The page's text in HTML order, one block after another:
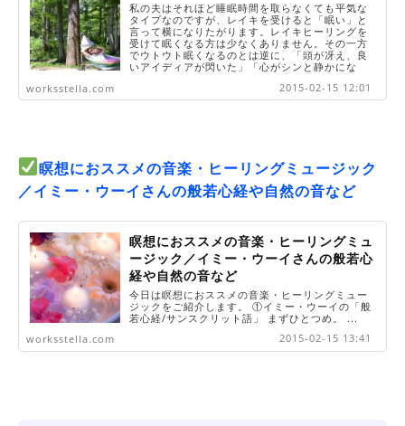
私の夫はそれほど睡眠時間を取らなくても平気な
タイプなのですが、レイキを受けると「眠い」と
言って横になりたがります。レイキヒーリングを
受けて眠くなる方は少なくありません。その一方
でウトウト眠くなるのとは逆に、「頭が冴え、良
いアイディアが閃いた」「心がシンと静かにな
り、開放された」とおっしゃる方もいます。
worksstella.com 2015-02-15 12:01
瞑想におススメの音楽・ヒーリングミュージック
／イミー・ウーイさんの般若心経や自然の音など
瞑想におススメの音楽・ヒーリングミュ
ージック／イミー・ウーイさんの般若心
経や自然の音など
今日は瞑想におススメの音楽・ヒーリングミュー
ジックをご紹介します。 ①イミー・ウーイの「般
若心経/サンスクリット語」 まずひとつめ。 ...
worksstella.com
2015-02-15 13:41